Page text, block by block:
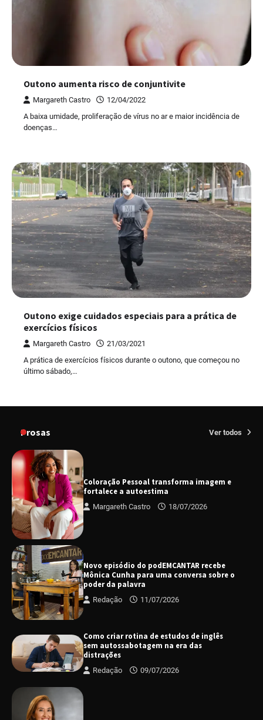
Outono aumenta risco de conjuntivite
Margareth Castro
12/04/2022
A baixa umidade, proliferação de vírus no ar e maior incidência de
doenças…
Outono exige cuidados especiais para a prática de
exercícios físicos
Margareth Castro
21/03/2021
A prática de exercícios físicos durante o outono, que começou no
último sábado,…
Prosas Ver todos
Coloração Pessoal transforma imagem e
fortalece a autoestima
Margareth Castro 18/07/2026
Novo episódio do podEMCANTAR recebe
Mônica Cunha para uma conversa sobre o
poder da palavra
Redação 11/07/2026
Como criar rotina de estudos de inglês
sem autossabotagem na era das
distrações
Redação 09/07/2026